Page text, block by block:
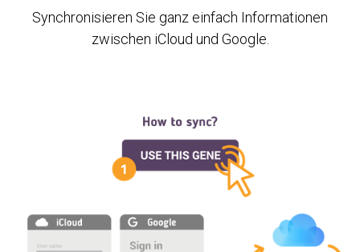
Synchronisieren Sie ganz einfach Informationen
zwischen iCloud und Google.